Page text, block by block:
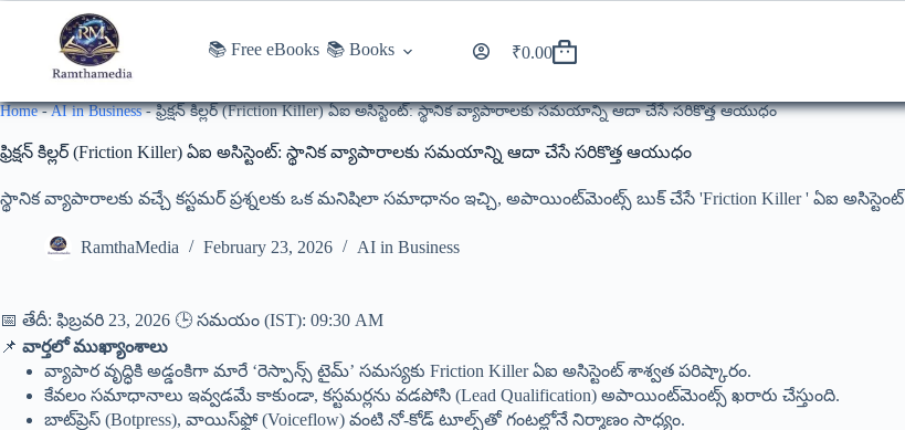
📚 Free eBooks 📚 Books ₹0.00
Home-AI in Business-ఫ్రిక్షన్ కిల్లర్ (Friction Killer) ఏఐ అసిస్టెంట్: స్థానిక వ్యాపారాలకు సమయాన్ని ఆదా చేసే సరికొత్త ఆయుధం
ఫ్రిక్షన్ కిల్లర్ (Friction Killer) ఏఐ అసిస్టెంట్: స్థానిక వ్యాపారాలకు సమయాన్ని ఆదా చేసే సరికొత్త ఆయుధం
స్థానిక వ్యాపారాలకు వచ్చే కస్టమర్ ప్రశ్నలకు ఒక మనిషిలా సమాధానం ఇచ్చి, అపాయింట్‌మెంట్స్ బుక్ చేసే 'Friction Killer ' ఏఐ అసిస్టెంట్
RamthaMedia February 23, 2026 AI in Business
📅 తేదీ: ఫిబ్రవరి 23, 2026 🕒 సమయం (IST): 09:30 AM
📌 వార్తలో ముఖ్యాంశాలు
వ్యాపార వృద్ధికి అడ్డంకిగా మారే ‘రెస్పాన్స్ టైమ్’ సమస్యకు Friction Killer ఏఐ అసిస్టెంట్ శాశ్వత పరిష్కారం.
కేవలం సమాధానాలు ఇవ్వడమే కాకుండా, కస్టమర్లను వడపోసి (Lead Qualification) అపాయింట్‌మెంట్స్ ఖరారు చేస్తుంది.
బాట్‌ప్రెస్ (Botpress), వాయిస్‌ఫ్లో (Voiceflow) వంటి నో-కోడ్ టూల్స్‌తో గంటల్లోనే నిర్మాణం సాధ్యం.